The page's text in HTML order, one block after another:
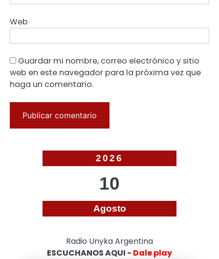
Web
Guardar mi nombre, correo electrónico y sitio
web en este navegador para la próxima vez que
haga un comentario.
2026
10
Agosto
Radio Unyka Argentina
ESCUCHANOS AQUI - Dale play